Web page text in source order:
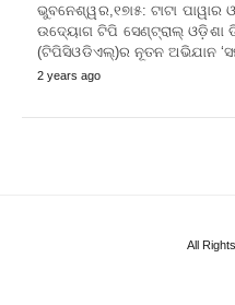
ଭୁବନେଶ୍ୱର,୧୭ା୫: ଟାଟା
ଉଦ୍ୟୋଗ ଟିପି ସେଣ୍ଟ୍ରାଲ୍‌
(ଟିପିସିଓଡିଏଲ୍‌)ର ନୂତନ ଅଭିଯାନ
2 years ago
All